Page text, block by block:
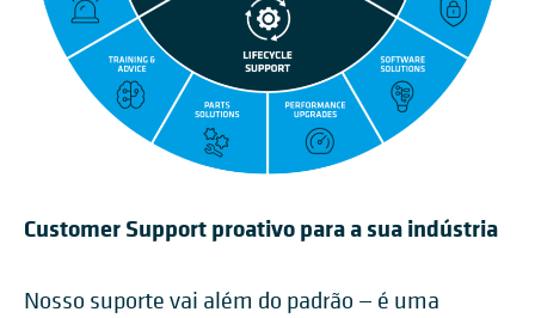
Customer Support proativo para a sua indústria
Nosso suporte vai além do padrão — é uma